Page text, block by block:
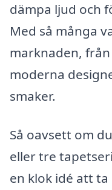
dämpa ljud och
Med så många
marknaden,
moderna
smaker.
Så oavsett om
eller tre
en klok idé att